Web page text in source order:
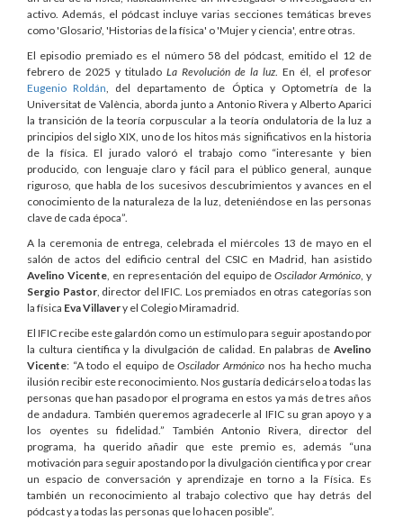
activo. Además, el pódcast incluye varias secciones temáticas breves
como 'Glosario', 'Historias de la física' o 'Mujer y ciencia', entre otras.
El episodio premiado es el número 58 del pódcast, emitido el 12 de
febrero de 2025 y titulado La Revolución de la luz . En él, el profesor
Eugenio Roldán , del departamento de Óptica y Optometría de la
Universitat de València, aborda junto a Antonio Rivera y Alberto Aparici
la transición de la teoría corpuscular a la teoría ondulatoria de la luz a
principios del siglo XIX, uno de los hitos más significativos en la historia
de la física. El jurado valoró el trabajo como “interesante y bien
producido, con lenguaje claro y fácil para el público general, aunque
riguroso, que habla de los sucesivos descubrimientos y avances en el
conocimiento de la naturaleza de la luz, deteniéndose en las personas
clave de cada época”.
A la ceremonia de entrega, celebrada el miércoles 13 de mayo en el
salón de actos del edificio central del CSIC en Madrid, han asistido
Avelino Vicente , en representación del equipo de Oscilador Armónico , y
Sergio Pastor, director del IFIC. Los premiados en otras categorías son
la física Eva Villavery el Colegio Miramadrid.
El IFIC recibe este galardón como un estímulo para seguir apostando por
la cultura científica y la divulgación de calidad. En palabras de Avelino
Vicente: “A todo el equipo deOscilador Armónico nos ha hecho mucha
ilusión recibir este reconocimiento. Nos gustaría dedicárselo a todas las
personas que han pasado por el programa en estos ya más de tres años
de andadura. También queremos agradecerle al IFIC su gran apoyo y a
los oyentes su fidelidad.” También Antonio Rivera, director del
programa, ha querido añadir que este premio es, además “una
motivación para seguir apostando por la divulgación científica y por crear
un espacio de conversación y aprendizaje en torno a la Física. Es
también un reconocimiento al trabajo colectivo que hay detrás del
pódcast y a todas las personas que lo hacen posible”.